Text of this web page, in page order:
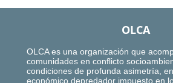
OLCA
OLCA es una organización que
comunidades en conflicto
condiciones de profunda asimetría,
económico depredador impuesto en